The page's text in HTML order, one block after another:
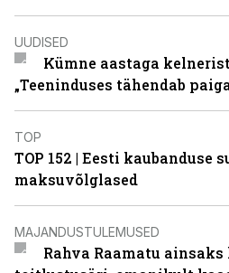
UUDISED
Kümne aastaga
„Teeninduses tähendab
TOP
TOP 152 | Eesti kaubanduse
maksuvõlglased
MAJANDUSTULEMUSED
Rahva Raamatu